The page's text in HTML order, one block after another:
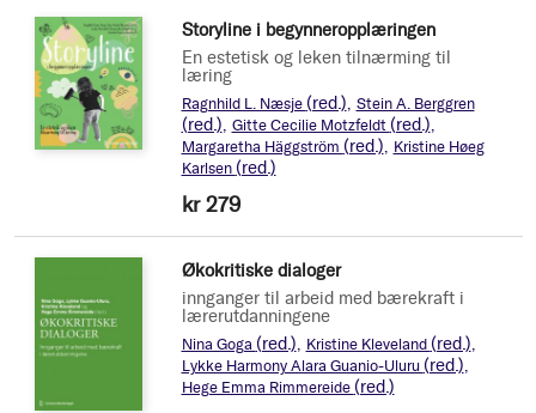
Storyline i begynneropplæringen
En estetisk og leken tilnærming til
læring
Ragnhild L. Næsje (red.) Stein A. Berggren
(red.) Gitte Cecilie Motzfeldt (red.)
Margaretha Häggström (red.)
Kristine Høeg
Karlsen (red.)
kr 279
Økokritiske dialoger
innganger til arbeid med bærekraft i
lærerutdanningene
Nina Goga (red.) Kristine Kleveland (red.)
Lykke Harmony Alara Guanio-Uluru (red.)
Hege Emma Rimmereide (red.)